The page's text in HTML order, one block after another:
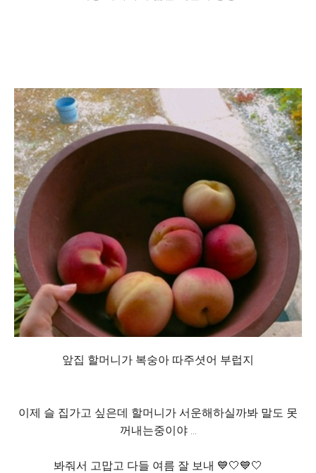
앞집 할머니가 복숭아 따주셧어 부럽지
이제 슬 집가고 싶은데 할머니가 서운해하실까봐 말도 못
꺼내는중이야 ...
봐줘서 고맙고 다들 여름 잘 보내 💙🤍💙🤍